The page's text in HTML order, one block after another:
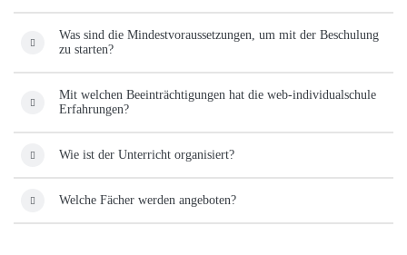
Was sind die Mindestvoraussetzungen, um mit der Beschulung
zu starten?
Mit welchen Beeinträchtigungen hat die web-individualschule
Erfahrungen?
Wie ist der Unterricht organisiert?
Welche Fächer werden angeboten?